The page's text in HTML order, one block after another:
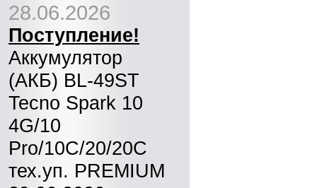
28.06.2026
Поступление!
Аккумулятор
(АКБ) BL-49ST
Tecno Spark 10
4G/10
Pro/10C/20/20C
тех.уп. PREMIUM